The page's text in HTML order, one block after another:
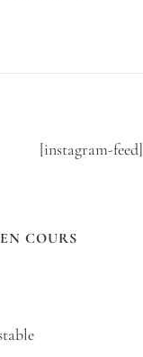
[instagram-feed]
COURS